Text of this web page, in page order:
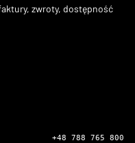
zwroty, dostępność
+48 788 765 800